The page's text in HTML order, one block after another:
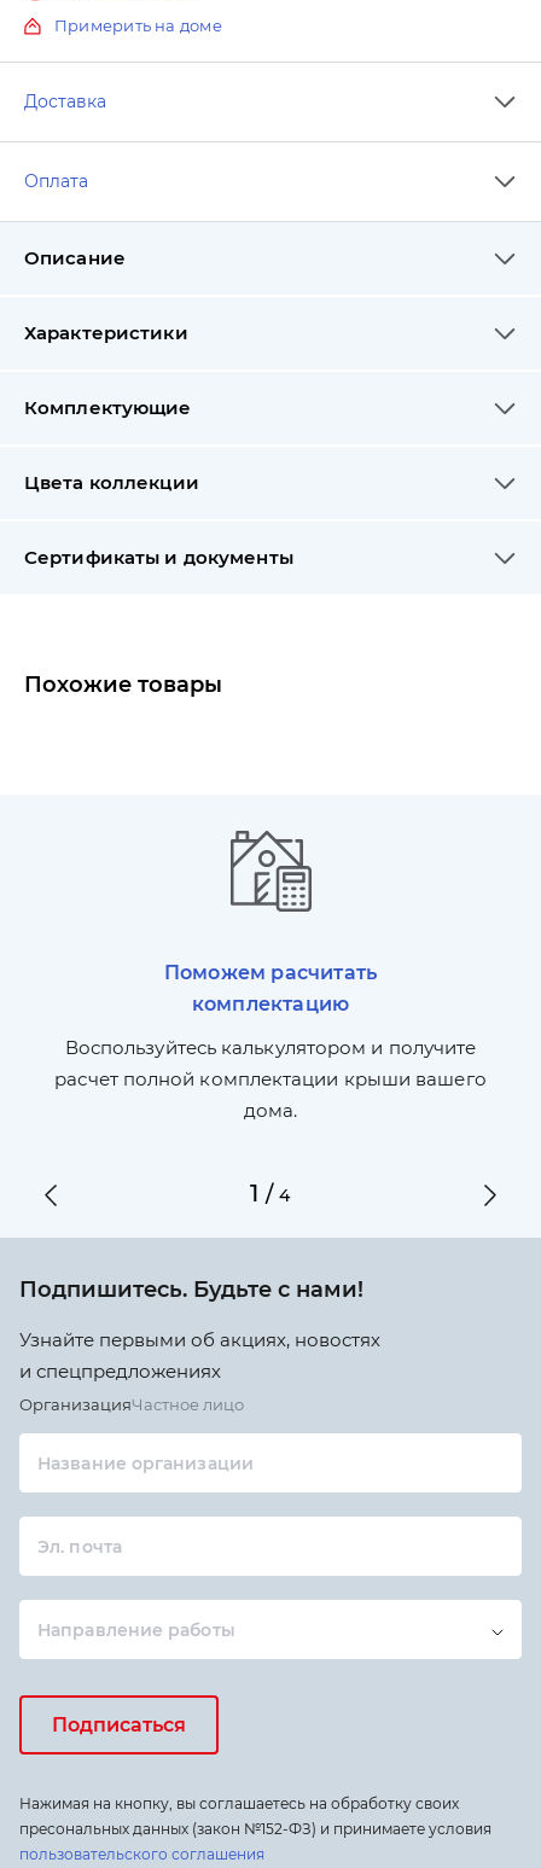
Примерить на доме
Доставка
Оплата
Описание
Характеристики
Комплектующие
Цвета коллекции
Сертификаты и документы
Похожие товары
Поможем расчитать
комплектацию
Воспользуйтесь калькулятором и получите
расчет полной комплектации крыши вашего
дома.
1 /4
Подпишитесь. Будьте с нами!
Узнайте первыми об акциях, новостях
и спецпредложениях
ОрганизацияЧастное лицо
Название организации
Эл. почта
Направление работы
Подписаться
Нажимая на кнопку, вы соглашаетесь на обработку своих
пресональных данных (закон №152-ФЗ) и принимаете условия
пользовательского соглашения